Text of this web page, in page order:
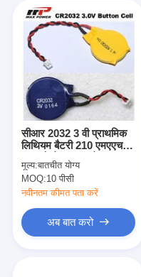
सीआर 2032 3 वी प्राथमिक
लिथियम बैटरी 210 एमएएच,
उच्च वोल्टेज बटन सेल
मूल्य:बातचीत योग्य
MOQ:10 पीसी
नवीनतम कीमत पता करें
अब बात करो